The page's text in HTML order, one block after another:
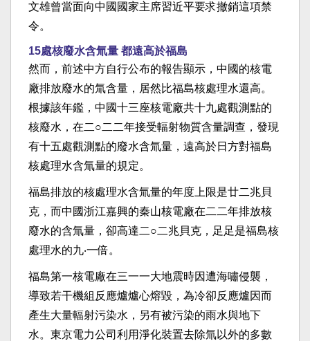
文雄曾當面向中國國家主席習近平要求撤銷這項禁
令。
15處核廢水含氚量 都遠高於福島
然而，前述中方自行公布的報告顯示，中國的核電
廠排放廢水的氚含量，居然比福島核處理水還高。
根據該年鑑，中國十三座核電廠共十九處觀測點的
核廢水，在二○二二年接受輻射物質含量調查，發現
有十五處觀測點的廢水含氚量，遠高於日方對福島
核處理水含氚量的規定。
福島排放的核處理水含氚量的年度上限是廿二兆貝
克，而中國浙江嘉興的秦山核電廠在二二年排放核
廢水的含氚量，卻高達二○二兆貝克，足足是福島核
處理水的九‧一倍。
福島第一核電廠在三一一大地震時因遭海嘯侵襲，
導致若干機組反應爐爐心熔毀，為冷卻反應爐因而
產生大量輻射污染水，另有被污染的雨水與地下
水。東京電力公司利用淨化裝置去除氚以外的多數